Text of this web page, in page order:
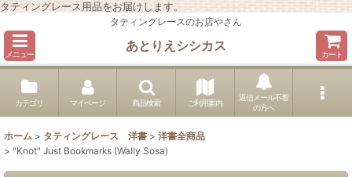
タティングレース用品をお届けします。
タティングレースのお店やさん
メニュー
あとりえシシカス
カート
カテゴリ マイページ 商品検索 ご利用案内
返信メール不着
の方へ
ホーム > タティングレース 洋書 > 洋書全商品
> "Knot" Just Bookmarks (Wally Sosa)